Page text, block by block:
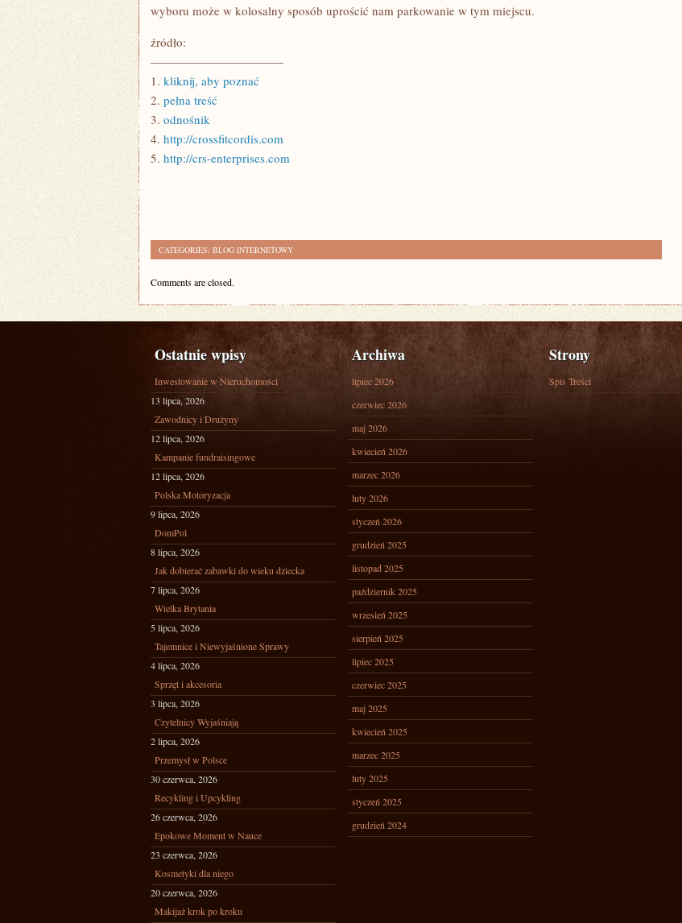
wyboru może w kolosalny sposób uprościć nam parkowanie w tym miejscu.
źródło:
———————————
1. kliknij, aby poznać
2. pełna treść
3. odnośnik
4. http://crossfitcordis.com
5. http://crs-enterprises.com
CATEGORIES: BLOG INTERNETOWY
Comments are closed.
Ostatnie wpisy
Inwestowanie w Nieruchomości
13 lipca, 2026
Zawodnicy i Drużyny
12 lipca, 2026
Kampanie fundraisingowe
12 lipca, 2026
Polska Motoryzacja
9 lipca, 2026
DomPol
8 lipca, 2026
Jak dobierać zabawki do wieku dziecka
7 lipca, 2026
Wielka Brytania
5 lipca, 2026
Tajemnice i Niewyjaśnione Sprawy
4 lipca, 2026
Sprzęt i akcesoria
3 lipca, 2026
Czytelnicy Wyjaśniają
2 lipca, 2026
Przemysł w Polsce
30 czerwca, 2026
Recykling i Upcykling
26 czerwca, 2026
Epokowe Moment w Nauce
23 czerwca, 2026
Kosmetyki dla niego
20 czerwca, 2026
Makijaż krok po kroku
Archiwa
lipiec 2026
czerwiec 2026
maj 2026
kwiecień 2026
marzec 2026
luty 2026
styczeń 2026
grudzień 2025
listopad 2025
październik 2025
wrzesień 2025
sierpień 2025
lipiec 2025
czerwiec 2025
maj 2025
kwiecień 2025
marzec 2025
luty 2025
styczeń 2025
grudzień 2024
Strony
Spis Treści